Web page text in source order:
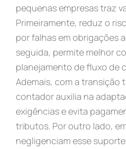
pequenas empresas traz
Primeiramente, reduz o
por falhas em obrigações
seguida, permite melhor
planejamento de fluxo de
Ademais, com a transição
contador auxilia na
exigências e evita
tributos. Por outro lado,
negligenciam esse